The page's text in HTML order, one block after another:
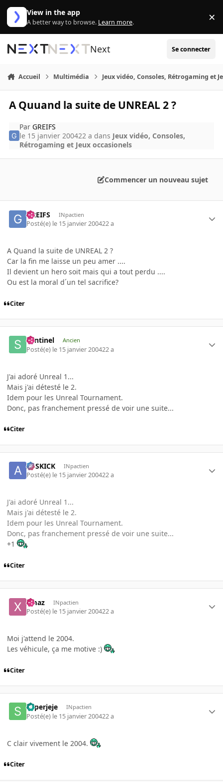
Aller au contenu
View in the app
A better way to browse. Learn more. ×
Next Se connecter
Accueil Multimédia Jeux vidéo, Consoles, Rétrogaming et
A Quuand la suite de UNREAL 2 ?
Par GREIFS
le 15 janvier 200422 a dans Jeux vidéo, Consoles,
Rétrogaming et Jeux occasionels
Commencer un nouveau sujet
GREIFS INpactien
Posté(e) le 15 janvier 200422 a
A Quand la suite de UNREAL 2 ?
Car la fin me laisse un peu amer ....
Il devient un hero soit mais qui a tout perdu ....
Ou est la moral d´un tel sacrifice?
Citer
Sentinel Ancien
Posté(e) le 15 janvier 200422 a
J'ai adoré Unreal 1...
Mais j'ai détesté le 2.
Idem pour les Unreal Tournament.
Donc, pas franchement pressé de voir une suite...
Citer
ASSKICK INpactien
Posté(e) le 15 janvier 200422 a
J'ai adoré Unreal 1...
Mais j'ai détesté le 2.
Idem pour les Unreal Tournament.
Donc, pas franchement pressé de voir une suite...
+1
Citer
xmaz INpactien
Posté(e) le 15 janvier 200422 a
Moi j'attend le 2004.
Les véhicule, ça me motive :)
Citer
superjeje INpactien
Posté(e) le 15 janvier 200422 a
C clair vivement le 2004.
Citer